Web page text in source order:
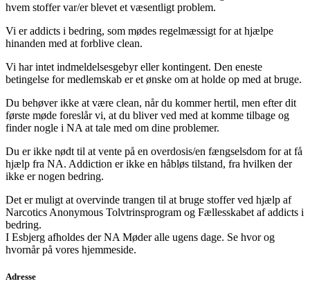
hvem stoffer var/er blevet et væsentligt problem.
Vi er addicts i bedring, som mødes regelmæssigt for at hjælpe
hinanden med at forblive clean.
Vi har intet indmeldelsesgebyr eller kontingent. Den eneste
betingelse for medlemskab er et ønske om at holde op med at bruge.
Du behøver ikke at være clean, når du kommer hertil, men efter dit
første møde foreslår vi, at du bliver ved med at komme tilbage og
finder nogle i NA at tale med om dine problemer.
Du er ikke nødt til at vente på en overdosis/en fængselsdom for at få
hjælp fra NA. Addiction er ikke en håbløs tilstand, fra hvilken der
ikke er nogen bedring.
Det er muligt at overvinde trangen til at bruge stoffer ved hjælp af
Narcotics Anonymous Tolvtrinsprogram og Fællesskabet af addicts i
bedring.
I Esbjerg afholdes der NA Møder alle ugens dage. Se hvor og
hvornår på vores hjemmeside.
Adresse